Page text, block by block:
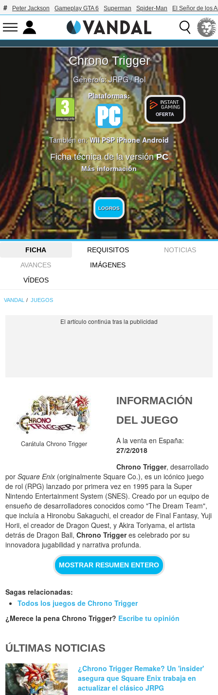
Peter Jackson Gameplay GTA 6 Superman Spider-Man El Señor de los
Chrono Trigger
Género/s:JRPG/Rol
Plataformas:
OFERTA
También en:WII PSP iPhone Android
Ficha técnica de la versiónPC
Más información
LOGROS
FICHA REQUISITOS
NOTICIAS
AVANCES
IMÁGENES
VÍDEOS
VANDAL JUEGOS
Carátula Chrono Trigger
INFORMACIÓN
DEL JUEGO
A la venta en España:
27/2/2018
Chrono Trigger, desarrollado
porSquare Enix(originalmente Square Co.), es un icónico juego
de rol (RPG) lanzado por primera vez en 1995 para la Super
Nintendo Entertainment System (SNES). Creado por un equipo de
ensueño de desarrolladores conocidos como "The Dream Team",
que incluía a Hironobu Sakaguchi, el creador de Final Fantasy, Yuji
Horii, el creador de Dragon Quest, y Akira Toriyama, el artista
detrás de Dragon Ball,Chrono Triggeres celebrado por su
innovadora jugabilidad y narrativa profunda.
MOSTRAR RESUMEN ENTERO
Sagas relacionadas:
Todos los juegos de Chrono Trigger
¿Merece la pena Chrono Trigger? Escribe tu opinión
ÚLTIMAS NOTICIAS
¿Chrono Trigger Remake? Un 'insider'
asegura que Square Enix trabaja en
actualizar el clásico JRPG